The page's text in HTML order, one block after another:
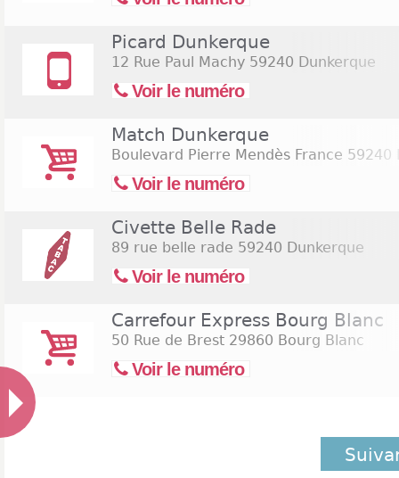
Picard Dunkerque
12 Rue Paul Machy 59240 Dunkerque
Voir le numéro
Match Dunkerque
Boulevard Pierre Mendès France 59240
Voir le numéro
Civette Belle Rade
89 rue belle rade 59240 Dunkerque
Voir le numéro
Carrefour Express Bourg Blanc
50 Rue de Brest 29860 Bourg Blanc
Voir le numéro